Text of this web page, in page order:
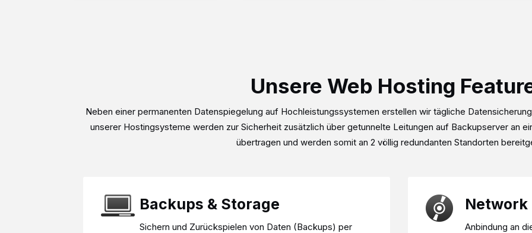
SERVER
Plesk Obsidian - Web
Unsere Web Hosting
Neben einer permanenten Datenspiegelung auf Hochleistungssystemen erstellen wir tägliche
unserer Hostingsysteme werden zur Sicherheit zusätzlich über getunnelte Leitungen auf Backupserver an
übertragen und werden somit an 2 völlig redundanten Standorten
Backups & Storage
Sichern und Zurückspielen von Daten (Backups) per
Network
Anbindung an